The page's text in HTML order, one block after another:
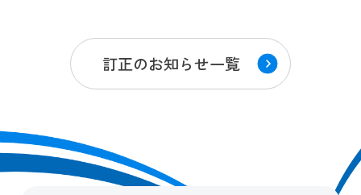
訂正のお知らせ一覧